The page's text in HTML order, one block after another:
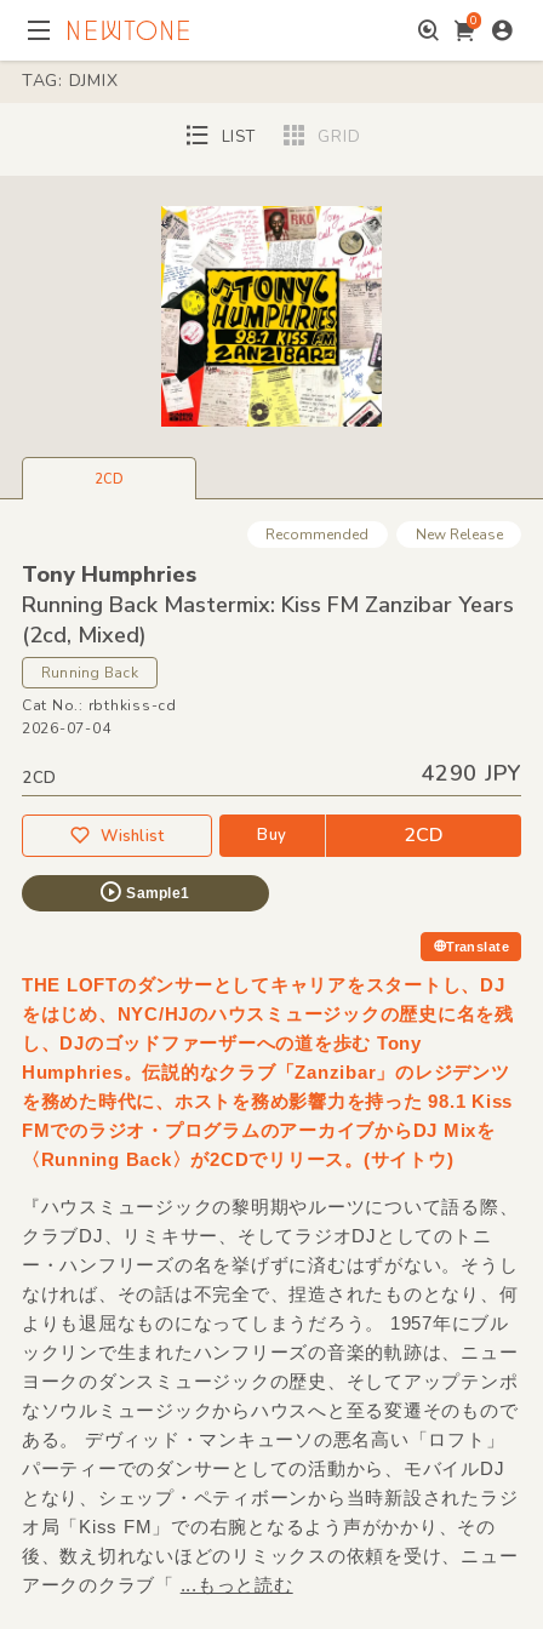
0
TAG: DJMIX
LIST GRID
2CD
Recommended New Release
Tony Humphries
Running Back Mastermix: Kiss FM Zanzibar Years
(2cd, Mixed)
Running Back
Cat No.: rbthkiss-cd
2026-07-04
2CD 4290 JPY
Wishlist Buy 2CD
Sample1
Translate
THE LOFTのダンサーとしてキャリアをスタートし、DJ
をはじめ、NYC/HJのハウスミュージックの歴史に名を残
し、DJのゴッドファーザーへの道を歩む Tony
Humphries。伝説的なクラブ「Zanzibar」のレジデンツ
を務めた時代に、ホストを務め影響力を持った 98.1 Kiss
FMでのラジオ・プログラムのアーカイブからDJ Mixを
〈Running Back〉が2CDでリリース。(サイトウ)
『ハウスミュージックの黎明期やルーツについて語る際、
クラブDJ、リミキサー、そしてラジオDJとしてのトニ
ー・ハンフリーズの名を挙げずに済むはずがない。そうし
なければ、その話は不完全で、捏造されたものとなり、何
よりも退屈なものになってしまうだろう。 1957年にブル
ックリンで生まれたハンフリーズの音楽的軌跡は、ニュー
ヨークのダンスミュージックの歴史、そしてアップテンポ
なソウルミュージックからハウスへと至る変遷そのもので
ある。 デヴィッド・マンキューソの悪名高い「ロフト」
パーティーでのダンサーとしての活動から、モバイルDJ
となり、シェップ・ペティボーンから当時新設されたラジ
オ局「Kiss FM」での右腕となるよう声がかかり、その
後、数え切れないほどのリミックスの依頼を受け、ニュー
アークのクラブ「 ...もっと読む